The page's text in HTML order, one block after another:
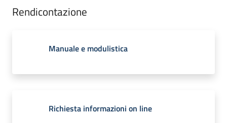
Rendicontazione
Manuale e modulistica
Richiesta informazioni on line